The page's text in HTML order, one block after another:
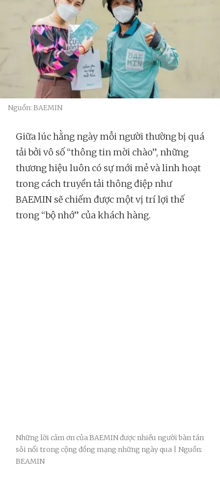
Nguồn: BAEMIN
Giữa lúc hằng ngày mỗi người thường bị quá
tải bởi vô số “thông tin mời chào”, những
thương hiệu luôn có sự mới mẻ và linh hoạt
trong cách truyền tải thông điệp như
BAEMIN sẽ chiếm được một vị trí lợi thế
trong “bộ nhớ” của khách hàng.
Những lời cảm ơn của BAEMIN được nhiều người bàn tán
sôi nổi trong cộng đồng mạng những ngày qua | Nguồn:
BEAMIN